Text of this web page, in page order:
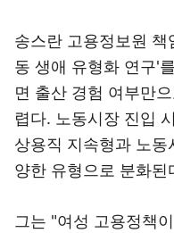
송스란 고용정보원
동 생애 유형화 연구'
면 출산 경험 여부만
렵다. 노동시장 진입
상용직 지속형과 노동
양한 유형으로 분화된
그는 "여성 고용정책